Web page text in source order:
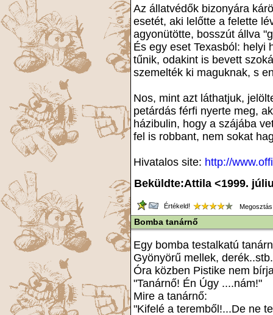
Az állatvédők bizonyára
esetét, aki lelőtte a felette
agyonütötte, bosszút állva
És egy eset Texasból: helyi
tűnik, odakint is bevett
szemelték ki maguknak, s
Nos, mint azt láthatjuk,
petárdás férfi nyerte meg,
házibulin, hogy a szájába
fel is robbant, nem sokat
Hivatalos site: http://
Beküldte:Attila <1999.
Értékeld!
Bomba tanárnő
Egy bomba testalkatú
Gyönyörű mellek, derék..stb.
Óra közben Pistike nem
"Tanárnő! Én Úgy ....nám!"
Mire a tanárnő:
"Kifelé a teremből!...De ne